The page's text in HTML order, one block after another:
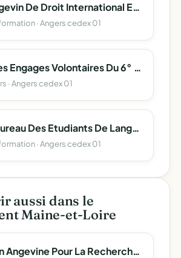
Reseau Angevin De Droit International Et Europeen
· Angers cedex 01
Amicale Des Engages Volontaires Du 6° Regiment Du Genie
· Angers cedex 01
Bde Lea (Bureau Des Etudiants De Langues Etrangeres Appliquees) Angers
· Angers cedex 01
aussi dans le
Maine-et-Loire
Association Angevine Pour La Recherche En Epileptologie